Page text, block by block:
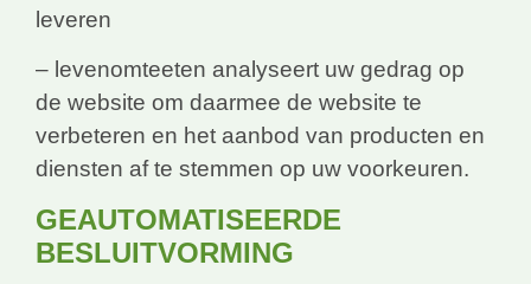
leveren
– levenomteeten analyseert uw gedrag op
de website om daarmee de website te
verbeteren en het aanbod van producten en
diensten af te stemmen op uw voorkeuren.
GEAUTOMATISEERDE
BESLUITVORMING